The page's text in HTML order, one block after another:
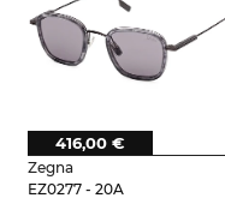
Zegna
EZ0277 - 20A
416,00 €